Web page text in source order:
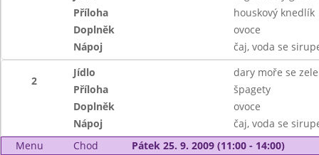
Příloha
houskový knedlík
Doplněk
ovoce
Nápoj
čaj, voda se
2
Jídlo
dary moře se
Příloha
špagety
Doplněk
ovoce
Nápoj
čaj, voda se
Menu
Chod Pátek 25. 9. 2009 (11:00 - 14:00)